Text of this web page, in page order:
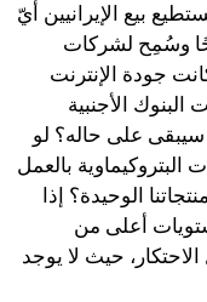
بيع الإيرانيين أيّ
وسُمِح لشركات
جودة الإنترنت
الأجنبية
على حاله؟ لو
بالعمل
الوحيدة؟ إذا
أعلى من
الاحتكار، حيث لا يوجد